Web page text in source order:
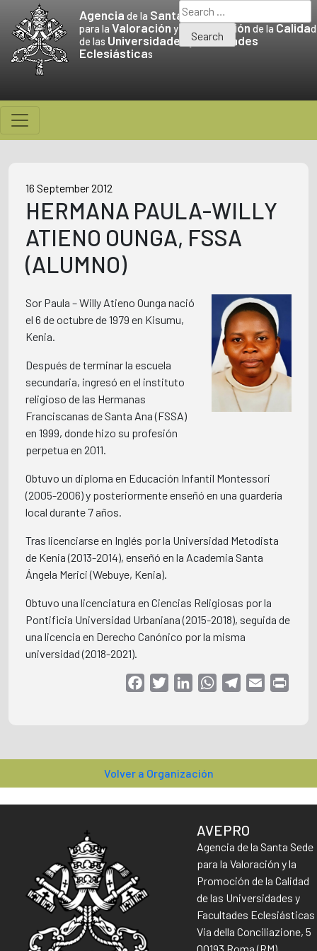
content
Agencia de la Santa Sede
para la Valoración y la Promociónde la Calidad
de las Universidades yFacultades
Eclesiásticas
Search
for:
16 September 2012
HERMANA PAULA-WILLY
ATIENO OUNGA, FSSA
(ALUMNO)
Sor Paula – Willy Atieno Ounga nació
el 6 de octubre de 1979 en Kisumu,
Kenia.
Después de terminar la escuela
secundaria, ingresó en el instituto
religioso de las Hermanas
Franciscanas de Santa Ana (FSSA)
en 1999, donde hizo su profesión
perpetua en 2011.
Obtuvo un diploma en Educación Infantil Montessori
(2005-2006) y posteriormente enseñó en una guardería
local durante 7 años.
Tras licenciarse en Inglés por la Universidad Metodista
de Kenia (2013-2014), enseñó en la Academia Santa
Ángela Merici (Webuye, Kenia).
Obtuvo una licenciatura en Ciencias Religiosas por la
Pontificia Universidad Urbaniana (2015-2018), seguida de
una licencia en Derecho Canónico por la misma
universidad (2018-2021).
FacebookTwitterLinkedInWhatsAppTelegram
Email
Volver a Organización
AVEPRO
Agencia de la Santa Sede
para la Valoración y la
Promoción de la Calidad
de las Universidades y
Facultades Eclesiásticas
Via della Conciliazione, 5